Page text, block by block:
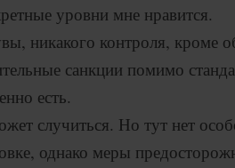
уровни мне нравится.
никакого контроля, кроме
санкции помимо
есть.
случиться. Но тут нет
однако меры